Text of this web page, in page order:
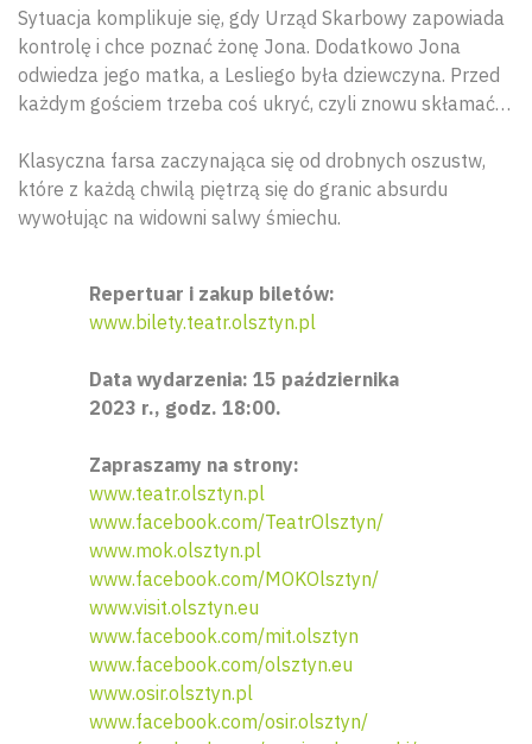
Sytuacja komplikuje się, gdy Urząd Skarbowy zapowiada
kontrolę i chce poznać żonę Jona. Dodatkowo Jona
odwiedza jego matka, a Lesliego była dziewczyna. Przed
każdym gościem trzeba coś ukryć, czyli znowu skłamać…
Klasyczna farsa zaczynająca się od drobnych oszustw,
które z każdą chwilą piętrzą się do granic absurdu
wywołując na widowni salwy śmiechu.
Repertuar i zakup biletów:
www.bilety.teatr.olsztyn.pl
Data wydarzenia: 15 października
2023 r., godz. 18:00.
Zapraszamy na strony:
www.teatr.olsztyn.pl
www.facebook.com/TeatrOlsztyn/
www.mok.olsztyn.pl
www.facebook.com/MOKOlsztyn/
www.visit.olsztyn.eu
www.facebook.com/mit.olsztyn
www.facebook.com/olsztyn.eu
www.osir.olsztyn.pl
www.facebook.com/osir.olsztyn/